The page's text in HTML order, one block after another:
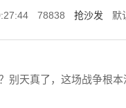
78838 抢沙发 默
别天真了，这场战争根本